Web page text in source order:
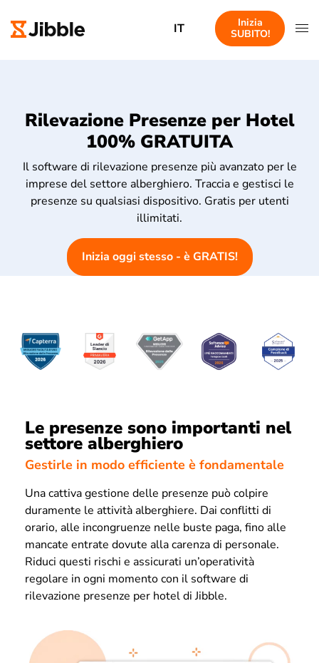
IT
Inizia
SUBITO!
Rilevazione Presenze per Hotel
100% GRATUITA
Il software di rilevazione presenze più avanzato per le
imprese del settore alberghiero. Traccia e gestisci le
presenze su qualsiasi dispositivo. Gratis per utenti
illimitati.
Inizia oggi stesso - è GRATIS!
Le presenze sono importanti nel
settore alberghiero
Gestirle in modo efficiente è fondamentale
Una cattiva gestione delle presenze può colpire
duramente le attività alberghiere. Dai conflitti di
orario, alle incongruenze nelle buste paga, fino alle
mancate entrate dovute alla carenza di personale.
Riduci questi rischi e assicurati un’operatività
regolare in ogni momento con il software di
rilevazione presenze per hotel di Jibble.